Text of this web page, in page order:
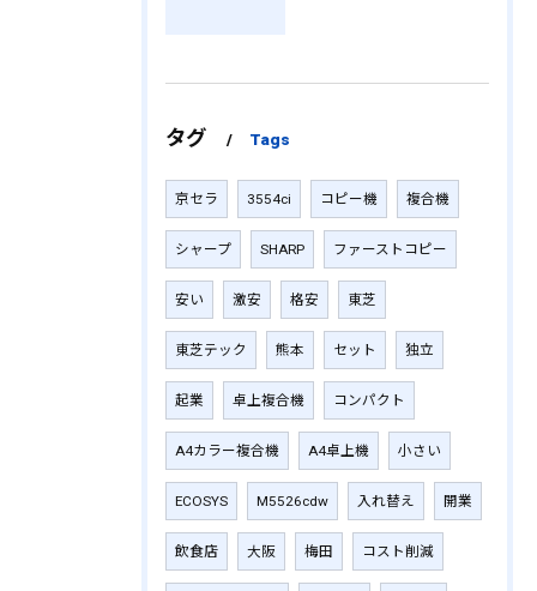
タグ Tags
京セラ 3554ci コピー機 複合機
シャープ SHARP ファーストコピー
安い 激安 格安 東芝
東芝テック 熊本 セット 独立
起業 卓上複合機 コンパクト
A4カラー複合機 A4卓上機 小さい
ECOSYS M5526cdw 入れ替え 開業
飲食店 大阪 梅田 コスト削減